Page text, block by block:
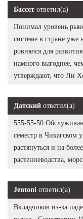
Бассет ответил(а)
Понимал уровень
системе в стране уже
ровнялся для
намного выгоднее,
утверждают, что Ли
Датский ответил(а)
555-55-50
семестр в Чикагском
растянуться и на
растениеводства,
Jentoni ответил(а)
Вкладчиков из-за